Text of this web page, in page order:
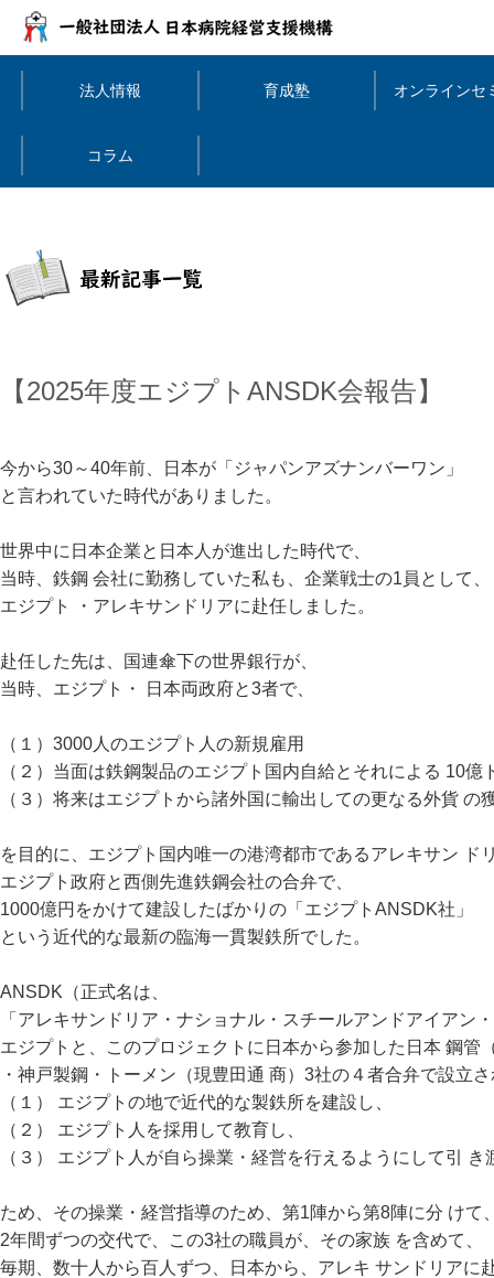
法人情報 育成塾 オンラインセ
コラム
【2025年度エジプトANSDK会報告】
今から30～40年前、日本が「ジャパンアズナンバーワン」
と言われていた時代がありました。
世界中に日本企業と日本人が進出した時代で、
当時、鉄鋼 会社に勤務していた私も、企業戦士の1員として、
エジプト ・アレキサンドリアに赴任しました。
赴任した先は、国連傘下の世界銀行が、
当時、エジプト・ 日本両政府と3者で、
（１）3000人のエジプト人の新規雇用
（２）当面は鉄鋼製品のエジプト国内自給とそれによる 10
（３）将来はエジプトから諸外国に輸出しての更なる外貨 の
を目的に、エジプト国内唯一の港湾都市であるアレキサン ド
エジプト政府と西側先進鉄鋼会社の合弁で、
1000億円をかけて建設したばかりの「エジプトANSDK社」
という近代的な最新の臨海一貫製鉄所でした。
ANSDK（正式名は、
「アレキサンドリア・ナショナル・スチールアンドアイアン
エジプトと、このプロジェクトに日本から参加した日本 鋼管
・神戸製鋼・トーメン（現豊田通 商）3社の４者合弁で設立
（１） エジプトの地で近代的な製鉄所を建設し、
（２） エジプト人を採用して教育し、
（３） エジプト人が自ら操業・経営を行えるようにして引 き
ため、その操業・経営指導のため、第1陣から第8陣に分 けて
2年間ずつの交代で、この3社の職員が、その家族 を含めて、
毎期、数十人から百人ずつ、日本から、アレキ サンドリアに